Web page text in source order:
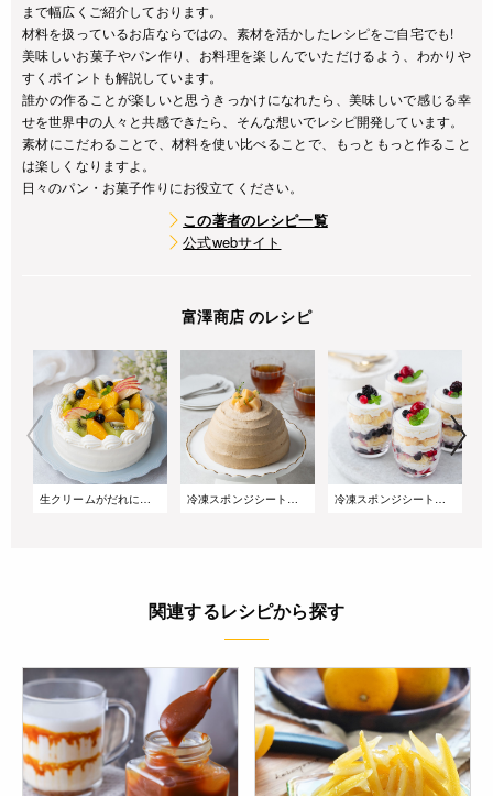
まで幅広くご紹介しております。
材料を扱っているお店ならではの、素材を活かしたレシピをご自宅でも!
美味しいお菓子やパン作り、お料理を楽しんでいただけるよう、わかりや
すくポイントも解説しています。
誰かの作ることが楽しいと思うきっかけになれたら、美味しいで感じる幸
せを世界中の人々と共感できたら、そんな想いでレシピ開発しています。
素材にこだわることで、材料を使い比べることで、もっともっと作ること
は楽しくなりますよ。
日々のパン・お菓子作りにお役立てください。
この著者のレシピ一覧
公式webサイト
富澤商店 のレシピ
生クリームがだれにくい!サマーショートケーキ 冷凍スポンジシートで簡単!桃とアールグレイのズコットケーキ 冷凍スポンジシートで簡単!重ねるだけのベリーグラスケーキ
関連するレシピから探す